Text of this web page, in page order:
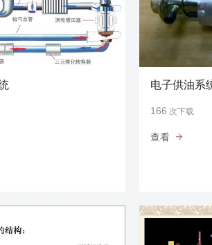
电子供油系
166 次下载
查看